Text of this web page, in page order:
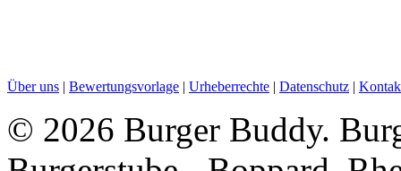
Über uns | Bewertungsvorlage | Urheberrechte | Datenschutz |
© 2026 Burger Buddy.